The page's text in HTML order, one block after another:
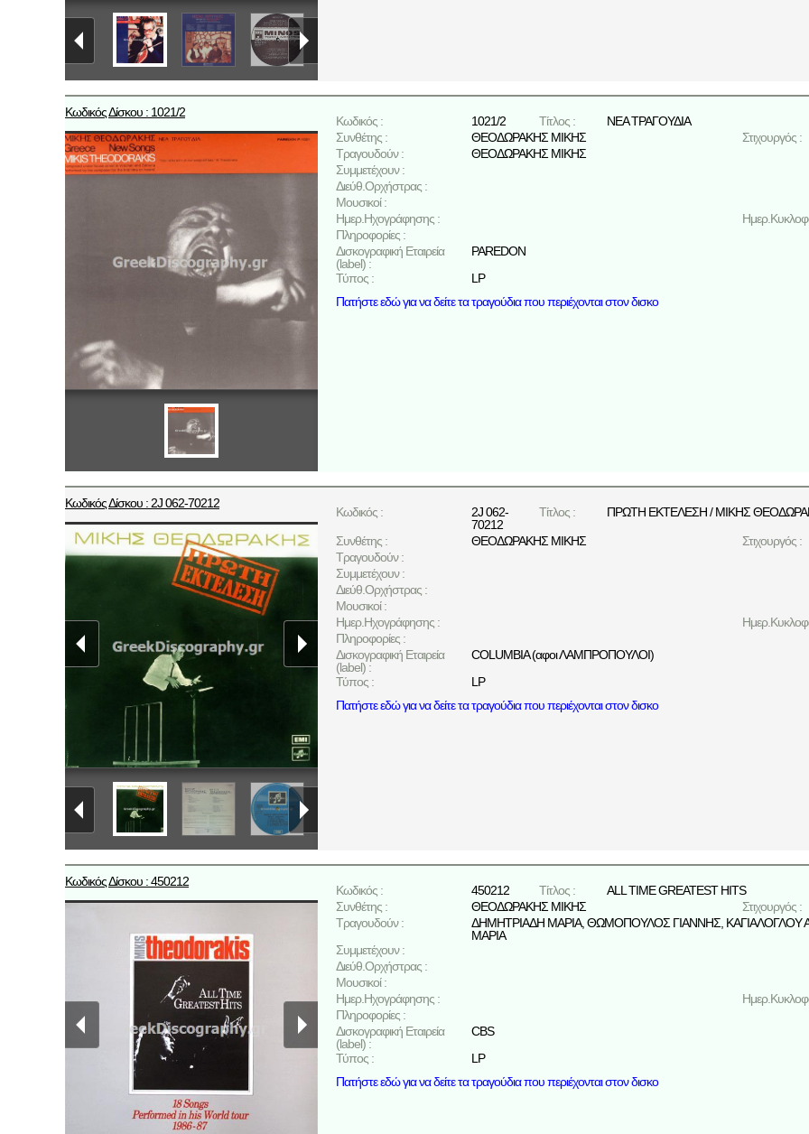
Κωδικός Δίσκου : 1021/2
Κωδικός : 1021/2 Τίτλος :
ΝΕΑ ΤΡΑΓΟΥΔΙΑ
Συνθέτης :
ΘΕΟΔΩΡΑΚΗΣ ΜΙΚΗΣ Στιχουργός :
Τραγουδούν :
ΘΕΟΔΩΡΑΚΗΣ ΜΙΚΗΣ
Συμμετέχουν :
Διεύθ.Ορχήστρας :
Μουσικοί :
Ημερ.Ηχογράφησης :
Πληροφορίες :
Δισκογραφική Εταιρεία
(label) :
PAREDON
Τύπος :
LP
Πατήστε εδώ για να δείτε τα τραγούδια που περιέχονται στον δισκο
Κωδικός Δίσκου : 2J 062-70212
Κωδικός :
2J 062-
70212
Τίτλος :
ΠΡΩΤΗ ΕΚΤΕΛΕΣΗ / ΜΙΚΗΣ
Συνθέτης :
ΘΕΟΔΩΡΑΚΗΣ ΜΙΚΗΣ
Στιχουργός :
Τραγουδούν :
Συμμετέχουν :
Διεύθ.Ορχήστρας :
Μουσικοί :
Ημερ.Ηχογράφησης :
Πληροφορίες :
Δισκογραφική Εταιρεία
(label) :
COLUMBIA (αφοι ΛΑΜΠΡΟΠΟΥΛΟΙ)
Τύπος :
LP
Πατήστε εδώ για να δείτε τα τραγούδια που περιέχονται στον δισκο
Κωδικός Δίσκου : 450212
Κωδικός : 450212 Τίτλος :
ALL TIME GREATEST HITS
Συνθέτης :
ΘΕΟΔΩΡΑΚΗΣ ΜΙΚΗΣ
Στιχουργός :
Τραγουδούν :
ΔΗΜΗΤΡΙΑΔΗ ΜΑΡΙΑ, ΘΩΜΟΠΟΥΛΟΣ ΓΙΑΝΝΗΣ, ΚΑΓΙΑΛΟΓΛΟΥ
ΜΑΡΙΑ
Συμμετέχουν :
Διεύθ.Ορχήστρας :
Μουσικοί :
Ημερ.Ηχογράφησης :
Πληροφορίες :
Δισκογραφική Εταιρεία
(label) :
CBS
Τύπος :
LP
Πατήστε εδώ για να δείτε τα τραγούδια που περιέχονται στον δισκο